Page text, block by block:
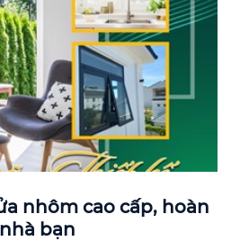
nhôm cao cấp, hoàn
bạn